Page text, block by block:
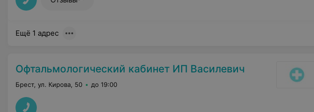
Ещё 1 адрес
Офтальмологический кабинет ИП Василевич
Брест, ул. Кирова, 50 до 19:00